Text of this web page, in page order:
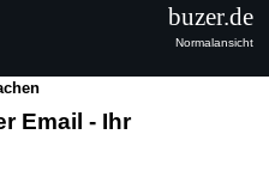
Email - Ihr
buzer.de
Normalansicht